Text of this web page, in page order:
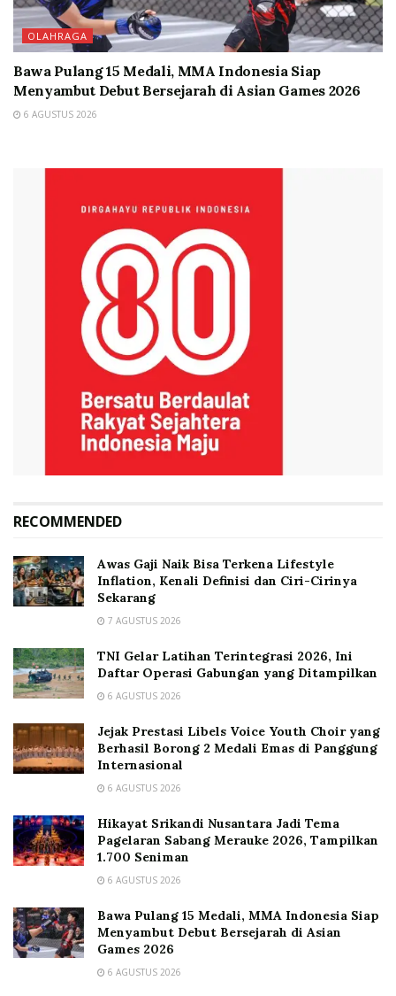
OLAHRAGA
Bawa Pulang 15 Medali, MMA Indonesia Siap
Menyambut Debut Bersejarah di Asian Games 2026
6 AGUSTUS 2026
RECOMMENDED
Awas Gaji Naik Bisa Terkena Lifestyle
Inflation, Kenali Definisi dan Ciri-Cirinya
Sekarang
7 AGUSTUS 2026
TNI Gelar Latihan Terintegrasi 2026, Ini
Daftar Operasi Gabungan yang Ditampilkan
6 AGUSTUS 2026
Jejak Prestasi Libels Voice Youth Choir yang
Berhasil Borong 2 Medali Emas di Panggung
Internasional
6 AGUSTUS 2026
Hikayat Srikandi Nusantara Jadi Tema
Pagelaran Sabang Merauke 2026, Tampilkan
1.700 Seniman
6 AGUSTUS 2026
Bawa Pulang 15 Medali, MMA Indonesia Siap
Menyambut Debut Bersejarah di Asian
Games 2026
6 AGUSTUS 2026